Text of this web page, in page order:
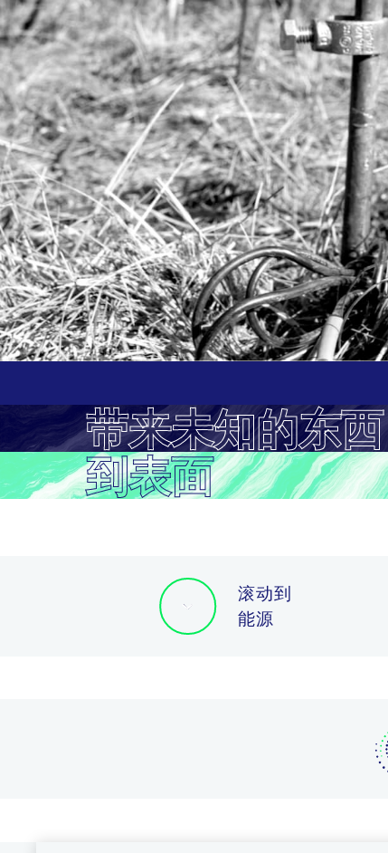
带来未知的东西
到表面
滚动到
能源